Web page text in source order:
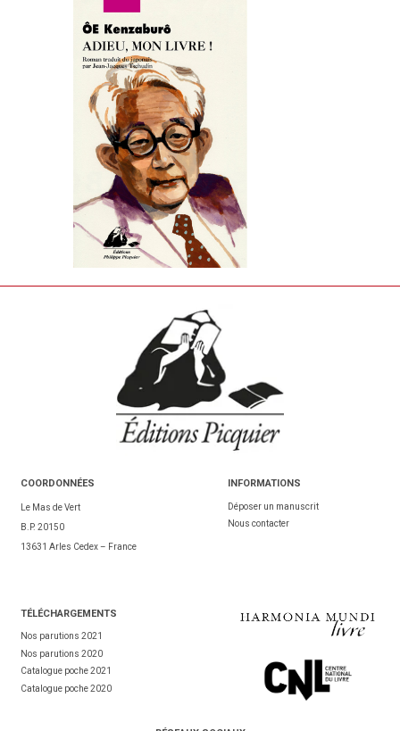
COORDONNÉES
Le Mas de Vert
B.P. 20150
13631 Arles Cedex – France
INFORMATIONS
Déposer un manuscrit
Nous contacter
TÉLÉCHARGEMENTS
Nos parutions 2021
Nos parutions 2020
Catalogue poche 2021
Catalogue poche 2020